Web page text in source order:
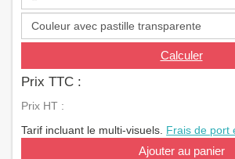
Calculer
Prix TTC :
Prix HT :
Tarif incluant le multi-visuels. Frais de port
Ajouter au panier